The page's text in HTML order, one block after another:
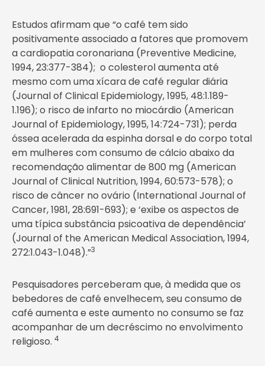
Estudos afirmam que “o café tem sido
positivamente associado a fatores que promovem
a cardiopatia coronariana (Preventive Medicine,
1994, 23:377-384); o colesterol aumenta até
mesmo com uma xícara de café regular diária
(Journal of Clinical Epidemiology, 1995, 48:1.189-
1.196); o risco de infarto no miocárdio (American
Journal of Epidemiology, 1995, 14:724-731); perda
óssea acelerada da espinha dorsal e do corpo total
em mulheres com consumo de cálcio abaixo da
recomendação alimentar de 800 mg (American
Journal of Clinical Nutrition, 1994, 60:573-578); o
risco de câncer no ovário (International Journal of
Cancer, 1981, 28:691-693); e ‘exibe os aspectos de
uma típica substância psicoativa de dependência’
(Journal of the American Medical Association, 1994,
272:1.043-1.048).”3
Pesquisadores perceberam que, à medida que os
bebedores de café envelhecem, seu consumo de
café aumenta e este aumento no consumo se faz
acompanhar de um decréscimo no envolvimento
religioso. 4